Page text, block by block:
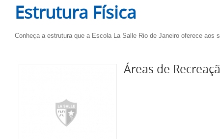
Estrutura Física
Conheça a estrutura que a Escola La Salle Rio de Janeiro oferece aos
Áreas de